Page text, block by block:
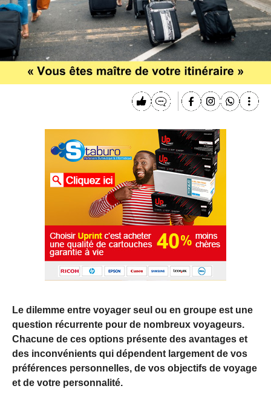
Le dilemme entre voyager seul ou en groupe est une
question récurrente pour de nombreux voyageurs.
Chacune de ces options présente des avantages et
des inconvénients qui dépendent largement de vos
préférences personnelles, de vos objectifs de voyage
et de votre personnalité.